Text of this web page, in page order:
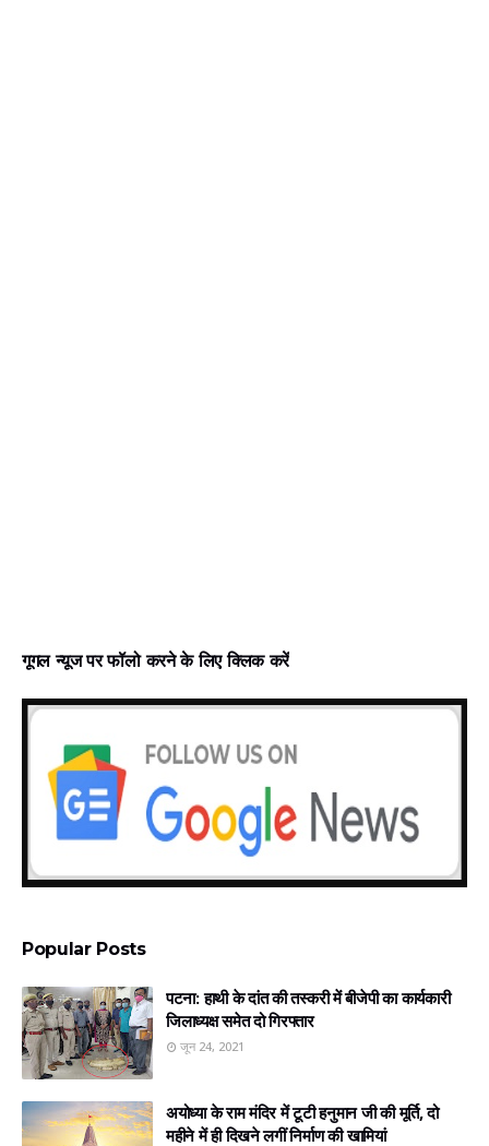
गूगल न्‍यूज पर फॉलो करने के लिए क्लिक करें
Popular Posts
पटना: हाथी के दांत की तस्करी में बीजेपी का कार्यकारी
जिलाध्यक्ष समेत दो गिरफ्तार
जून 24, 2021
अयोध्‍या के राम मंदिर में टूटी हनुमान जी की मूर्ति, दो
महीने में ही दिखने लगीं निर्माण की खामियां